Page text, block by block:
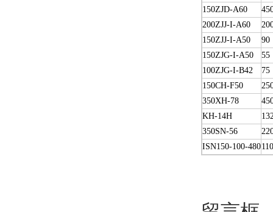
150ZJD-A60
200ZJJ-I-A60
150ZJJ-I-A50
90
150ZJG-I-A50
55
100ZJG-I-B42
75
150CH-F50
350XH-78
KH-14H
350SN-56
ISN150-100-480110